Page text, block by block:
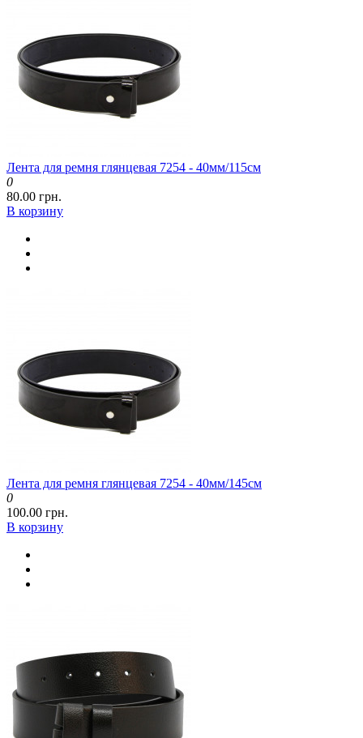
Лента для ремня глянцевая 7254 - 40мм/115см
0
80.00 грн.
В корзину
Лента для ремня глянцевая 7254 - 40мм/145см
0
100.00 грн.
В корзину